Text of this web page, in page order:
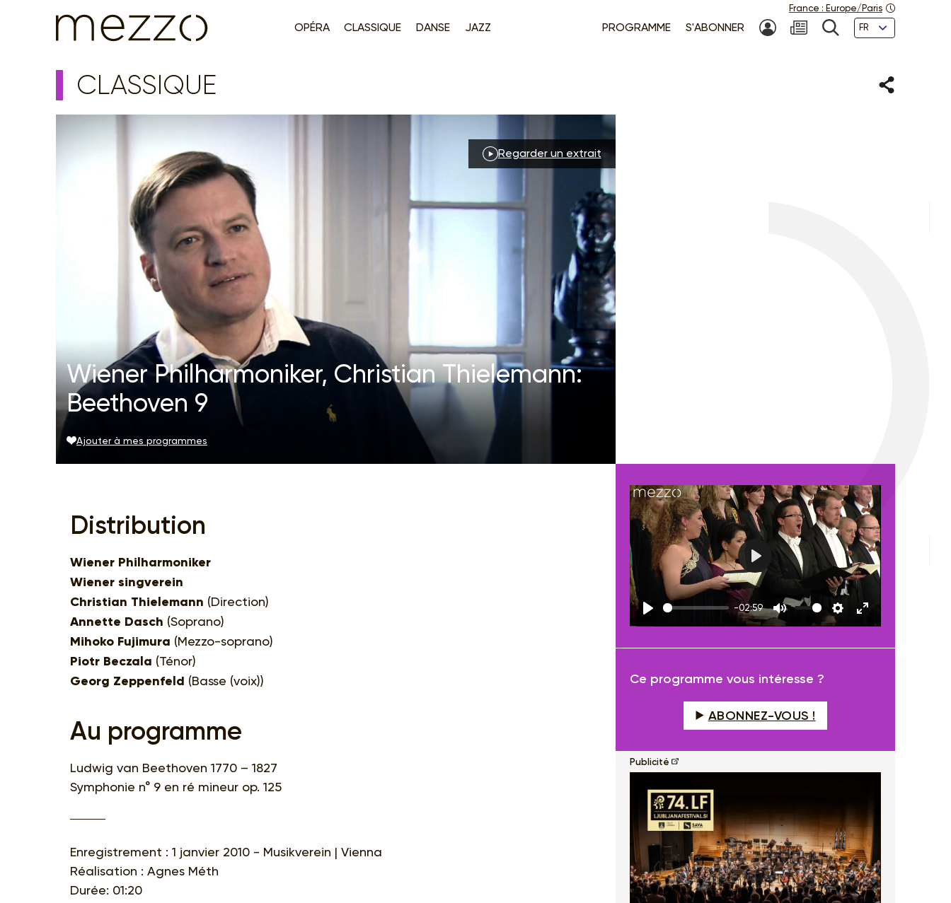
OPÉRA CLASSIQUE DANSE JAZZ PROGRAMME S'ABONNER MON COMPTE
NEWSLETTER
RECHERCHE
Langues
France : Europe/Paris
CLASSIQUE Partager
Wiener Philharmoniker, Christian Thielemann:
Beethoven 9
Regarder un extrait
Ajouter à mes programmes
Distribution
Wiener Philharmoniker
Wiener singverein
Christian Thielemann (Direction)
Annette Dasch (Soprano)
Mihoko Fujimura (Mezzo-soprano)
Piotr Beczala (Ténor)
Georg Zeppenfeld (Basse (voix))
Au programme
Ludwig van Beethoven 1770 – 1827
Symphonie n° 9 en ré mineur op. 125
Enregistrement : 1 janvier 2010 - Musikverein | Vienna
Réalisation : Agnes Méth
Durée: 01:20
Play
-02:59
Mute Settings
Enter
fullscreen
Play
Ce programme vous intéresse ?
ABONNEZ-VOUS !
Publicité